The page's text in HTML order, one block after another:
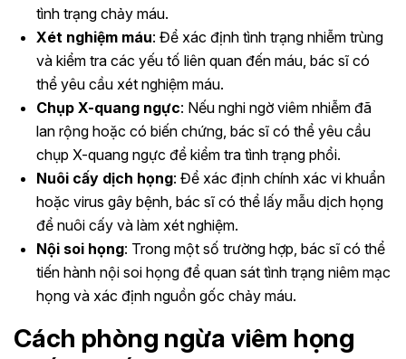
tình trạng chảy máu.
Xét nghiệm máu: Để xác định tình trạng nhiễm trùng
và kiểm tra các yếu tố liên quan đến máu, bác sĩ có
thể yêu cầu xét nghiệm máu.
Chụp X-quang ngực: Nếu nghi ngờ viêm nhiễm đã
lan rộng hoặc có biến chứng, bác sĩ có thể yêu cầu
chụp X-quang ngực để kiểm tra tình trạng phổi.
Nuôi cấy dịch họng: Để xác định chính xác vi khuẩn
hoặc virus gây bệnh, bác sĩ có thể lấy mẫu dịch họng
để nuôi cấy và làm xét nghiệm.
Nội soi họng: Trong một số trường hợp, bác sĩ có thể
tiến hành nội soi họng để quan sát tình trạng niêm mạc
họng và xác định nguồn gốc chảy máu.
Cách phòng ngừa viêm họng